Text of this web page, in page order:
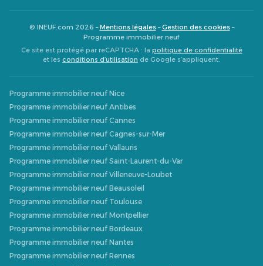
© INEUF.com 2026 –Mentions légales–Gestion des cookies–
Programme immobilier neuf
Ce site est protégé par reCAPTCHA : la politique de confidentialité
et les conditions d’utilisation de Google s’appliquent.
Programme immobilier neuf Nice
Programme immobilier neuf Antibes
Programme immobilier neuf Cannes
Programme immobilier neuf Cagnes-sur-Mer
Programme immobilier neuf Vallauris
Programme immobilier neuf Saint-Laurent-du-Var
Programme immobilier neuf Villeneuve-Loubet
Programme immobilier neuf Beausoleil
Programme immobilier neuf Toulouse
Programme immobilier neuf Montpellier
Programme immobilier neuf Bordeaux
Programme immobilier neuf Nantes
Programme immobilier neuf Rennes